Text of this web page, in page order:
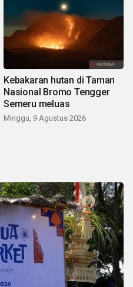
Kebakaran hutan di Taman
Nasional Bromo Tengger
Semeru meluas
Minggu, 9 Agustus 2026